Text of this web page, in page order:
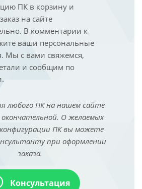
ПК в корзину и
на сайте
В комментарии к
ваши персональные
Мы с вами свяжемся,
и сообщим по
любого ПК на нашем сайте
окончательной. О желаемых
ПК вы можете
при оформлении
заказа.
Консультация